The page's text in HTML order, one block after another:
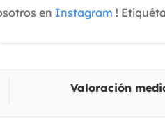
en Instagram !
Valoración